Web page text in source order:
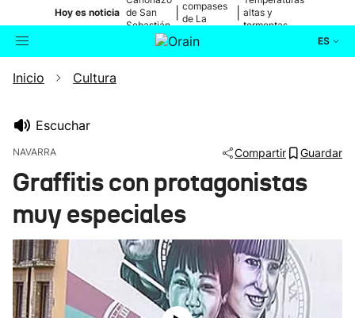
Hoy es noticia de San
Sebastián
compases
de La
altas y
tormentas
ES
Buscador
Ikusmiran
Eguraldia
Inicio Cultura
Escuchar
NAVARRA Compartir Guardar
Graffitis con protagonistas
muy especiales